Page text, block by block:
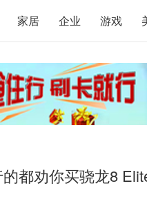
家居 企业 游戏
都劝你买骁龙8